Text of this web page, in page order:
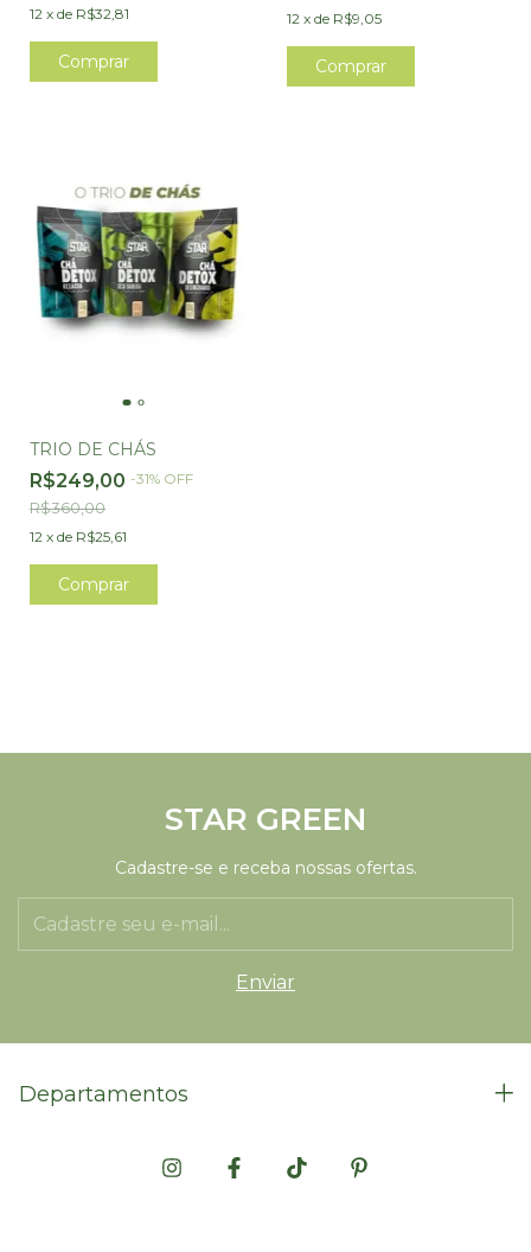
12 x de R$32,81 12 x de R$9,05
TRIO DE CHÁS
R$249,00 -31% OFF
R$360,00
12 x de R$25,61
STAR GREEN
Cadastre-se e receba nossas ofertas.
Departamentos